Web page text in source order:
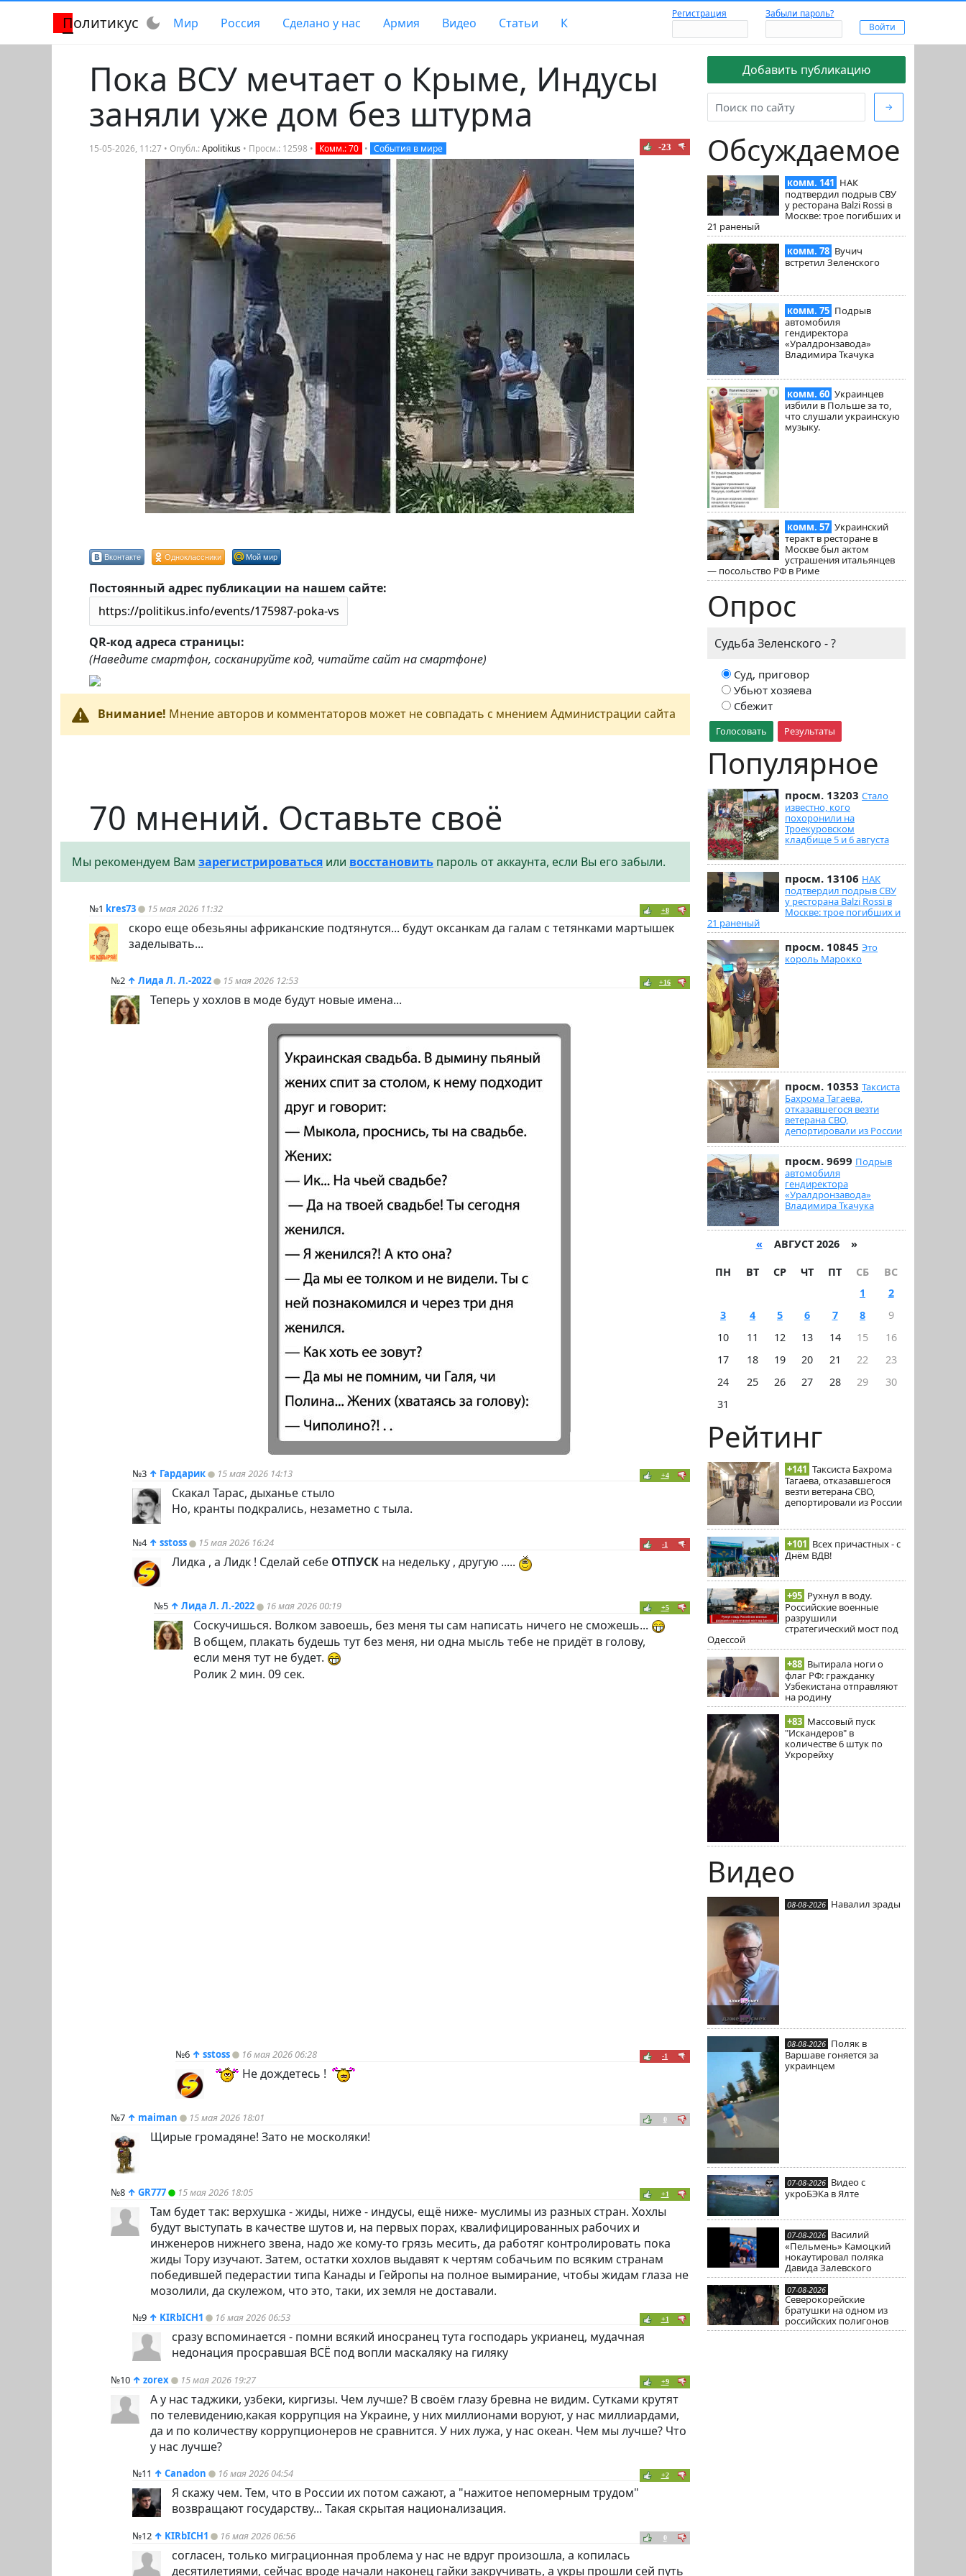
Политикус dark_mode Мир Россия Сделано у нас Армия Видео Статьи К
Регистрация Забыли пароль?
Добавить публикацию
→
Обсуждаемое
комм. 141 НАК
подтвердил подрыв СВУ
у ресторана Balzi Rossi в
Москве: трое погибших и
21 раненый
комм. 78 Вучич
встретил Зеленского
комм. 75 Подрыв
автомобиля
гендиректора
«Уралдронзавода»
Владимира Ткачука
комм. 60 Украинцев
избили в Польше за то,
что слушали украинскую
музыку.
комм. 57 Украинский
теракт в ресторане в
Москве был актом
устрашения итальянцев
— посольство РФ в Риме
Опрос
Судьба Зеленского - ?
Суд, приговор
Убьют хозяева
Сбежит
Голосовать Результаты
Популярное
просм. 13203 Стало
известно, кого
похоронили на
Троекуровском
кладбище 5 и 6 августа
просм. 13106 НАК
подтвердил подрыв СВУ
у ресторана Balzi Rossi в
Москве: трое погибших и
21 раненый
просм. 10845 Это
король Марокко
просм. 10353 Таксиста
Бахрома Тагаева,
отказавшегося везти
ветерана СВО,
депортировали из России
просм. 9699 Подрыв
автомобиля
гендиректора
«Уралдронзавода»
Владимира Ткачука
« АВГУСТ 2026 »
ПН ВТ СР ЧТ ПТ СБ
ВС
1
2
3
4 5 6 7 8
9
10
11 12 13 14 15
16
17
18 19 20 21 22
23
24
25 26 27 28 29
30
31
Рейтинг
+141 Таксиста Бахрома
Тагаева, отказавшегося
везти ветерана СВО,
депортировали из России
+101 Всех причастных - с
Днём ВДВ!
+95 Рухнул в воду.
Российские военные
разрушили
стратегический мост под
Одессой
+88 Вытирала ноги о
флаг РФ: гражданку
Узбекистана отправляют
на родину
+83 Массовый пуск
"Искандеров" в
количестве 6 штук по
Укрорейху
Видео
08-08-2026 Навалил зрады
08-08-2026 Поляк в
Варшаве гоняется за
украинцем
07-08-2026 Видео с
укроБЭКа в Ялте
07-08-2026 Василий
«Пельмень» Камоцкий
нокаутировал поляка
Давида Залевского
07-08-2026
Северокорейские
братушки на одном из
российских полигонов
Пока ВСУ мечтает о Крыме, Индусы
заняли уже дом без штурма
15-05-2026, 11:27 • Опубл.:Apolitikus • Просм.: 12598 • Комм.: 70 • События в мире -23
Вконтакте Одноклассники Мой мир
Постоянный адрес публикации на нашем сайте:
QR-код адреса страницы:
(Наведите смартфон, сосканируйте код, читайте сайт на смартфоне)
Внимание! Мнение авторов и комментаторов может не совпадать с мнением Администрации сайта
70 мнений. Оставьте своё
Мы рекомендуем Вам зарегистрироваться или восстановить пароль от аккаунта, если Вы его забыли.
№1 kres73 15 мая 2026 11:32 +8
скоро еще обезьяны африканские подтянутся... будут оксанкам да галам с тетянками мартышек
заделывать...
№2 ↑ Лида Л. Л.-2022 15 мая 2026 12:53 +16
Теперь у хохлов в моде будут новые имена...
№3 ↑ Гардарик 15 мая 2026 14:13 +4
Скакал Тарас, дыханье стыло
Но, кранты подкрались, незаметно с тыла.
№4 ↑ sstoss 15 мая 2026 16:24 -1
Лидка , а Лидк ! Сделай себе ОТПУСК на недельку , другую .....
№5 ↑ Лида Л. Л.-2022 16 мая 2026 00:19 +5
Соскучишься. Волком завоешь, без меня ты сам написать ничего не сможешь...
В общем, плакать будешь тут без меня, ни одна мысль тебе не придёт в голову,
если меня тут не будет.
Ролик 2 мин. 09 сек.
№6 ↑ sstoss 16 мая 2026 06:28 -1
Не дождетесь !
№7 ↑ maiman 15 мая 2026 18:01 0
Щирые громадяне! Зато не москоляки!
№8 ↑ GR777 15 мая 2026 18:05 +1
Там будет так: верхушка - жиды, ниже - индусы, ещё ниже- муслимы из разных стран. Хохлы
будут выступать в качестве шутов и, на первых порах, квалифицированных рабочих и
инженеров нижнего звена, надо же кому-то грязь месить, да работяг контролировать пока
жиды Тору изучают. Затем, остатки хохлов выдавят к чертям собачьим по всяким странам
победившей педерастии типа Канады и Гейропы на полное вымирание, чтобы жидам глаза не
мозолили, да скулежом, что это, таки, их земля не доставали.
№9 ↑ KIRbICH1 16 мая 2026 06:53 +1
сразу вспоминается - помни всякий иносранец тута господарь укрианец, мудачная
недонация просравшая ВСЁ под вопли маскаляку на гиляку
№10 ↑ zorex 15 мая 2026 19:27 +9
А у нас таджики, узбеки, киргизы. Чем лучше? В своём глазу бревна не видим. Сутками крутят
по телевидению,какая коррупция на Украине, у них миллионами воруют, у нас миллиардами,
да и по количеству коррупционеров не сравнится. У них лужа, у нас океан. Чем мы лучше? Что
у нас лучше?
№11 ↑ Canadon 16 мая 2026 04:54 +2
Я скажу чем. Тем, что в России их потом сажают, а "нажитое непомерным трудом"
возвращают государству... Такая скрытая национализация.
№12 ↑ KIRbICH1 16 мая 2026 06:56 0
согласен, только миграционная проблема у нас не вдруг произошла, а копилась
десятилетиями, сейчас вроде начали наконец гайки закручивать, а укры прошли сей путь